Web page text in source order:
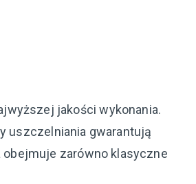
jakości wykonania.
uszczelniania gwarantują
zarówno klasyczne